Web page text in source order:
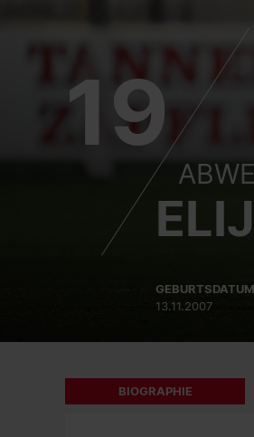
19
GEBURTSDATUM
13.11.2007
BIOGRAPHIE